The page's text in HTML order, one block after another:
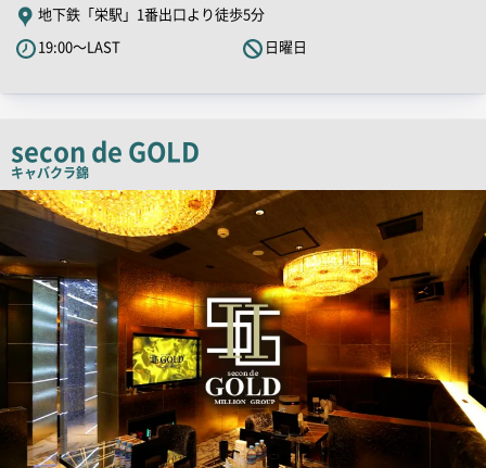
PR
キ
コ
ピ
ー
地下鉄「栄駅」1番出口より徒歩5分
19:00～LAST
日曜日
secon de GOLD
キャバクラ錦
検
索
果
一
覧
用
画